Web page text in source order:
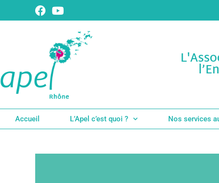
Accueil L’Apel c’est quoi ? Nos services